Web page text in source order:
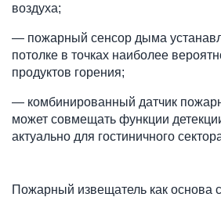
воздуха;
— пожарный сенсор дыма
потолке в точках наиболее
продуктов горения;
— комбинированный датчик
может совмещать функции
актуально для гостиничного
Пожарный извещатель как основа